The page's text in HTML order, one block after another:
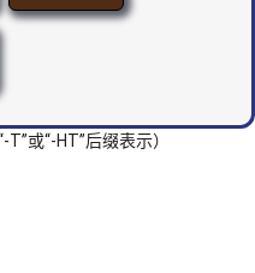
或“-HT”后缀表示）